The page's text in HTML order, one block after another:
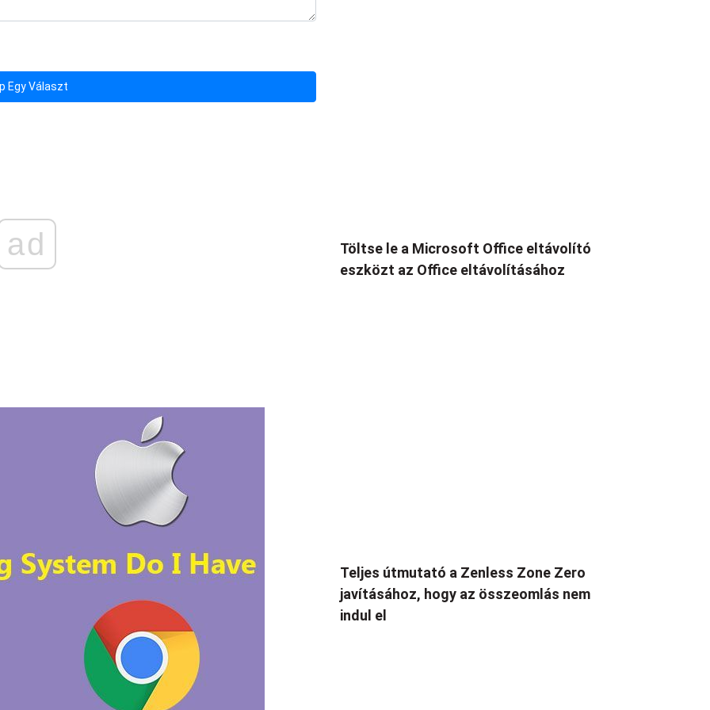
Egy Választ
ad
Töltse le a Microsoft Office eltávolító
eszközt az Office eltávolításához
Teljes útmutató a Zenless Zone Zero
javításához, hogy az összeomlás nem
indul el